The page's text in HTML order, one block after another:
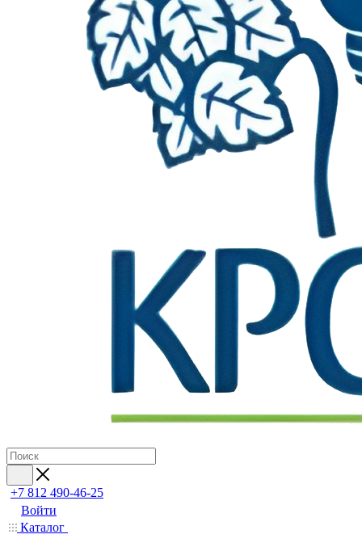
+7 812 490-46-25
Войти
Каталог